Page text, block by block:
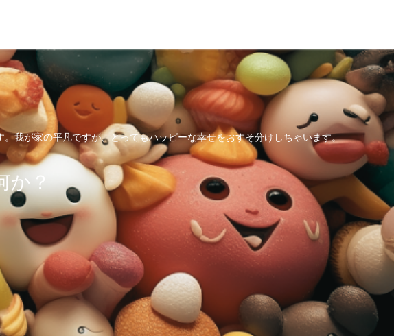
我が家の平凡ですが、とってもハッピーな幸せをおすそ分けしちゃいます。
か？